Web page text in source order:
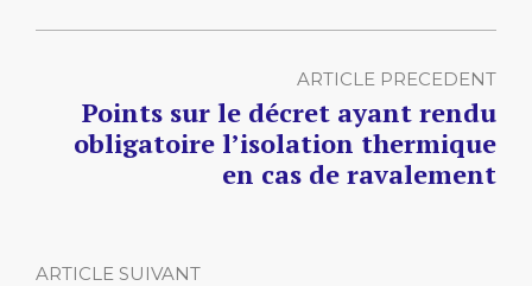
ARTICLE PRECEDENT
Points sur le décret ayant rendu
obligatoire l’isolation thermique
en cas de ravalement
ARTICLE SUIVANT